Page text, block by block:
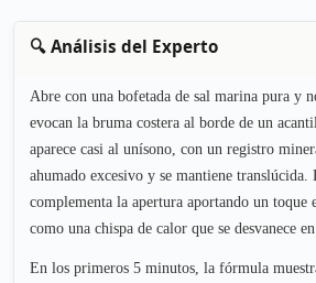
🔍 Análisis del Experto
Abre con una bofetada de sal marina pura y
evocan la bruma costera al borde de un
aparece casi al unísono, con un registro
ahumado excesivo y se mantiene translúcida.
complementa la apertura aportando un toque
como una chispa de calor que se desvanece en
En los primeros 5 minutos, la fórmula